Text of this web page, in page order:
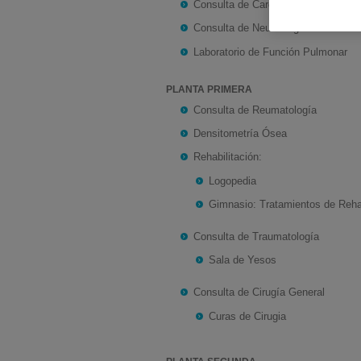
Consulta de Cardiología-
Consulta de Neumología
Laboratorio de Función Pulmonar
PLANTA PRIMERA
Consulta de Reumatología
Densitometría Ósea
Rehabilitación:
Logopedia
Gimnasio: Tratamientos de
Consulta de Traumatología
Sala de Yesos
Consulta de Cirugía General
Curas de Cirugia